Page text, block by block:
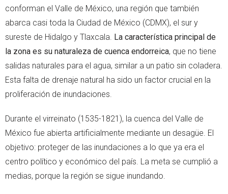
conforman el Valle de México, una región que también
abarca casi toda la Ciudad de México (CDMX), el sur y
sureste de Hidalgo y Tlaxcala. La característica principal de
la zona es su naturaleza de cuenca endorreica, que no tiene
salidas naturales para el agua, similar a un patio sin coladera.
Esta falta de drenaje natural ha sido un factor crucial en la
proliferación de inundaciones.
Durante el virreinato (1535-1821), la cuenca del Valle de
México fue abierta artificialmente mediante un desagüe. El
objetivo: proteger de las inundaciones a lo que ya era el
centro político y económico del país. La meta se cumplió a
medias, porque la región se sigue inundando.